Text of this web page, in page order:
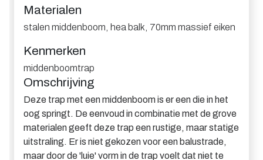
Materialen
stalen middenboom hea balk 70mm massief eiken
Kenmerken
middenboomtrap
Omschrijving
Deze trap met een middenboom is er een die in het
oog springt. De eenvoud in combinatie met de grove
materialen geeft deze trap een rustige, maar statige
uitstraling. Er is niet gekozen voor een balustrade,
maar door de 'luie' vorm in de trap voelt dat niet te